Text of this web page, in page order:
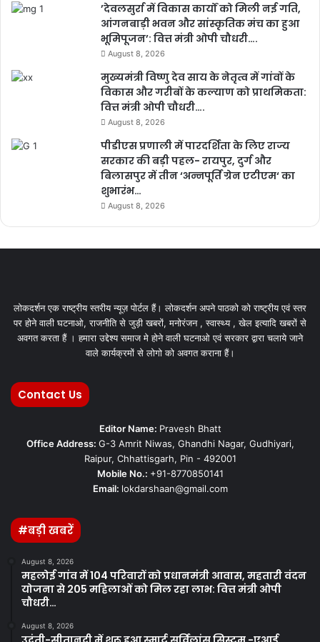
’देवलसुर्रा में विकास कार्यों को मिली नई गति,
आंगनबाड़ी भवन और सांस्कृतिक मंच का हुआ
भूमिपूजन’: वित्त मंत्री ओपी चौधरी….
August 8, 2026
मुख्यमंत्री विष्णु देव साय के नेतृत्व में गांवों के
विकास और गरीबों के कल्याण को प्राथमिकता:
वित्त मंत्री ओपी चौधरी….
August 8, 2026
पीडीएस प्रणाली में पारदर्शिता के लिए राज्य
सरकार की बड़ी पहल- रायपुर, दुर्ग और
बिलासपुर में तीन ‘अन्नपूर्ति ग्रेन एटीएम‘ का
शुभारंभ…
August 8, 2026
लोकदर्शन एक राष्ट्रीय स्तरीय न्यूज़ पोर्टल हैं। लोकदर्शन अपने पाठको को राष्ट्रीय एवं स्तर
पर होने वाली घटनाओ, राजनीति से जुड़ी खबरों, मनोरंजन , स्वास्थ्य , खेल इत्यादि खबरों से
अवगत करता हैं । हमारा उद्देश्य समाज मे होने वाली घटनाओ एवं सरकार द्वारा चलाये जाने
वाले कार्यक्रमों से लोगो को अवगत कराना हैं।
Contact Us
Editor Name: Pravesh Bhatt
Office Address: G-3 Amrit Niwas, Ghandhi Nagar, Gudhiyari,
Raipur, Chhattisgarh, Pin - 492001
Mobile No.: +91-8770850141
Email: lokdarshaan@gmail.com
#बड़ी खबरें
August 8, 2026
महलोई गांव में 104 परिवारों को प्रधानमंत्री आवास, महतारी वंदन
योजना से 205 महिलाओं को मिल रहा लाभ: वित्त मंत्री ओपी
चौधरी…
August 8, 2026